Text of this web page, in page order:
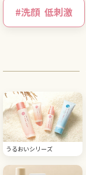
#洗顔 低刺激
うるおいシリーズ